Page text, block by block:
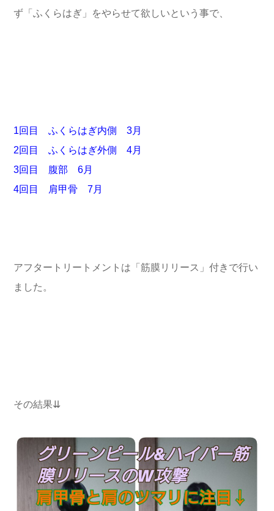
ず「ふくらはぎ」をやらせて欲しいという事で、
1回目 ふくらはぎ内側 3月
2回目 ふくらはぎ外側 4月
3回目 腹部 6月
4回目 肩甲骨 7月
アフタートリートメントは「筋膜リリース」付きで行い
ました。
その結果⇊